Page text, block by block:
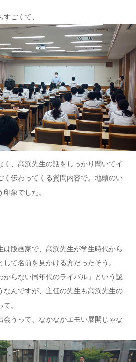
ごくて、
、高浜先生の話をしっかり聞いてイ
く伝わってくる質問内容で。地頭のい
象でした。
版画家で、高浜先生が学生時代から
て名前を見かける方だったそう。
からない同年代のライバル」という認
なんですが、主任の先生も高浜先生の
。
会うって、なかなかエモい展開じゃな